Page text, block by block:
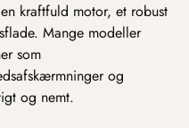
kraftfuld motor, et robust
Mange modeller
som
og
og nemt.